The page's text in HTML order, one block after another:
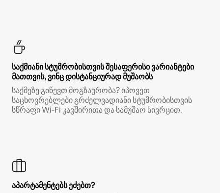
საქმიანი სტუმრობისთვის შესაფერისი ვარიანტები
მათთვის, ვინც დისტანციურად მუშაობს
საქმეზე გიწევთ მოგზაურობა? იპოვეთ
საცხოვრებლები გრძელვადიანი სტუმრობისთვის
სწრაფი Wi‑Fi კავშირითა და სამუშაო სივრცით.
აპარტამენტებს ეძებთ?